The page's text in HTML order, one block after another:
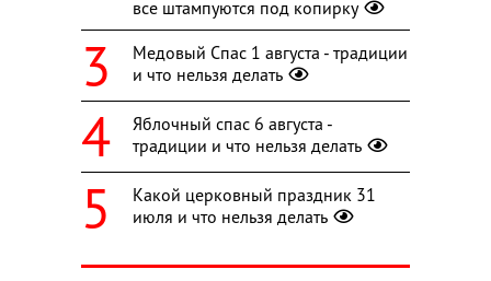
все штампуются под копирку
Медовый Спас 1 августа - традиции
и что нельзя делать
Яблочный спас 6 августа -
традиции и что нельзя делать
Какой церковный праздник 31
июля и что нельзя делать